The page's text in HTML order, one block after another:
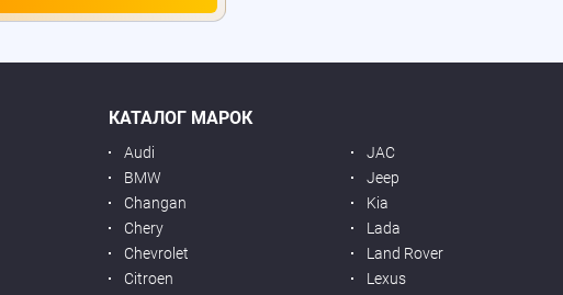
КАТАЛОГ МАРОК
Audi
BMW
Changan
Chery
Chevrolet
Citroen
JAC
Jeep
Kia
Lada
Land Rover
Lexus